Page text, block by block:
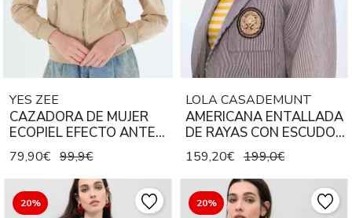
YES ZEE
CAZADORA DE MUJER
ECOPIEL EFECTO ANTE
COLOR BEIGE
79,90€ 99,9€
LOLA CASADEMUNT
AMERICANA ENTALLADA
DE RAYAS CON ESCUDO
EN EL BOLSILLO CRUDO
NEGRO
159,20€ 199,0€
20% 20%